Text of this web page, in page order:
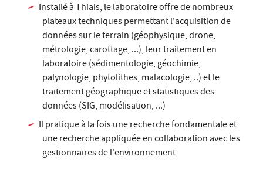
Installé à Thiais, le laboratoire offre de nombreux
plateaux techniques permettant l'acquisition de
données sur le terrain (géophysique, drone,
métrologie, carottage, ...), leur traitement en
laboratoire (sédimentologie, géochimie,
palynologie, phytolithes, malacologie, ..) et le
traitement géographique et statistiques des
données (SIG, modélisation, ...)
Il pratique à la fois une recherche fondamentale et
une recherche appliquée en collaboration avec les
gestionnaires de l'environnement